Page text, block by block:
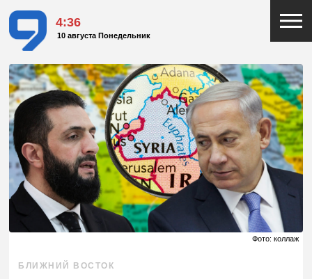
4:36
10 августа Понедельник
Фото: коллаж
БЛИЖНИЙ ВОСТОК